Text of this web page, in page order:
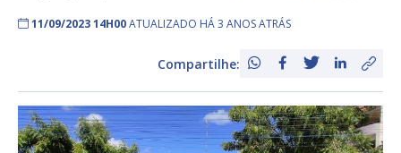
11/09/2023 14H00ATUALIZADO HÁ 3 ANOS ATRÁS
Compartilhe: